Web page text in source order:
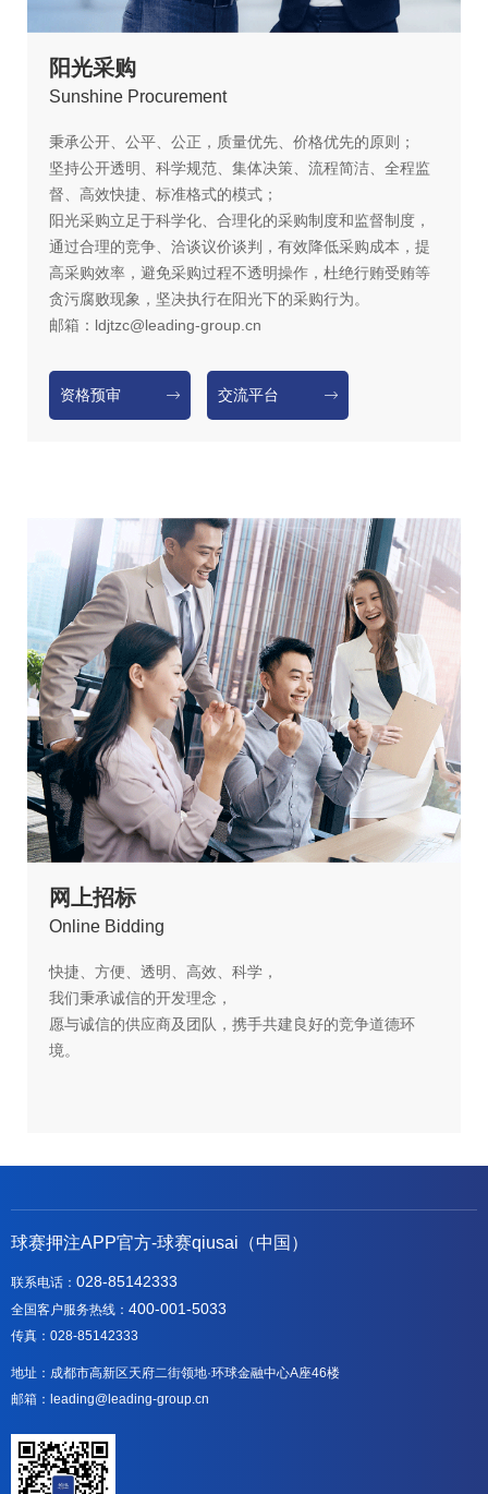
阳光采购
Sunshine Procurement
秉承公开、公平、公正，质量优先、价格优先的原则；
坚持公开透明、科学规范、集体决策、流程简洁、全程监
督、高效快捷、标准格式的模式；
阳光采购立足于科学化、合理化的采购制度和监督制度，
通过合理的竞争、洽谈议价谈判，有效降低采购成本，提
高采购效率，避免采购过程不透明操作，杜绝行贿受贿等
贪污腐败现象，坚决执行在阳光下的采购行为。
邮箱：ldjtzc@leading-group.cn
资格预审 交流平台
网上招标
Online Bidding
快捷、方便、透明、高效、科学，
我们秉承诚信的开发理念，
愿与诚信的供应商及团队，携手共建良好的竞争道德环
境。
球赛押注APP官方-球赛qiusai（中国）
联系电话： 028-85142333
全国客户服务热线： 400-001-5033
传真：028-85142333
地址：成都市高新区天府二街领地·环球金融中心A座46楼
邮箱：leading@leading-group.cn